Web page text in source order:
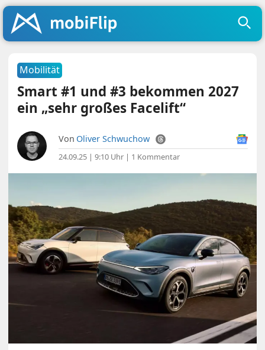
Mobilität
Smart #1 und #3 bekommen 2027
ein „sehr großes Facelift“
Von Oliver Schwuchow
24.09.25 | 9:10 Uhr | 1 Kommentar